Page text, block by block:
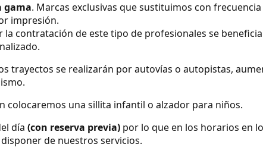
gama. Marcas exclusivas que sustituimos con
impresión.
la contratación de este tipo de profesionales se
trayectos se realizarán por autovías o autopistas,
colocaremos una sillita infantil o alzador para niños.
día (con reserva previa) por lo que en los horarios en
de nuestros servicios.